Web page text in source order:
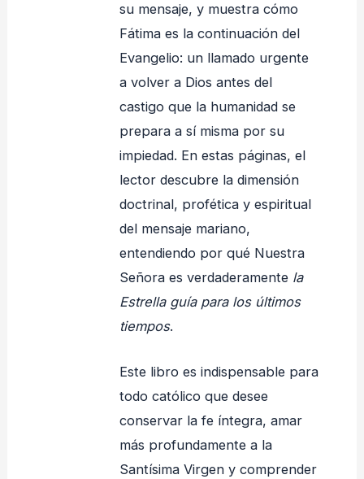
su mensaje, y muestra cómo
Fátima es la continuación del
Evangelio: un llamado urgente
a volver a Dios antes del
castigo que la humanidad se
prepara a sí misma por su
impiedad. En estas páginas, el
lector descubre la dimensión
doctrinal, profética y espiritual
del mensaje mariano,
entendiendo por qué Nuestra
Señora es verdaderamente la
Estrella guía para los últimos
tiempos.
Este libro es indispensable para
todo católico que desee
conservar la fe íntegra, amar
más profundamente a la
Santísima Virgen y comprender